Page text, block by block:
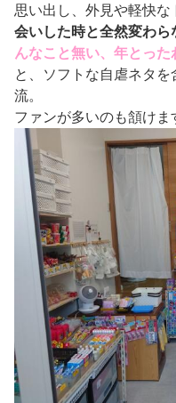
思い出し、外見や軽快な
会いした時と全然変わら
んなこと無い、年とった
と、ソフトな自虐ネタ
流。
ファンが多いのも頷けま